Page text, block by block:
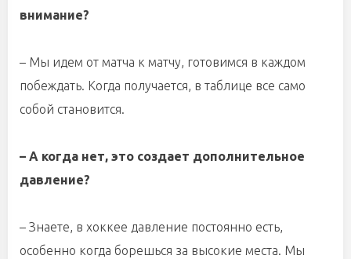
внимание?
– Мы идем от матча к матчу, готовимся в каждом
побеждать. Когда получается, в таблице все само
собой становится.
– А когда нет, это создает дополнительное
давление?
– Знаете, в хоккее давление постоянно есть,
особенно когда борешься за высокие места. Мы